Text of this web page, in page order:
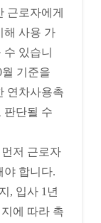
근로자에게
해 사용 가
있습니
기준을
연차사용촉
판단될 수
저 근로자
야 합니다.
, 입사 1년
에 따라 촉